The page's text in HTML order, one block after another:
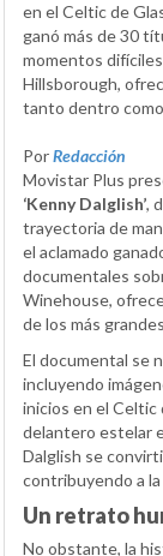
en el Celtic de
ganó más de 30
momentos
Hillsborough,
tanto dentro
PorRedacción
Movistar Plus
‘Kenny Dalglish’,
trayectoria de
el aclamado
documentales
Winehouse,
de los más
El documental se
incluyendo
inicios en el Celtic
delantero estelar
Dalglish se
contribuyendo a
Un retrato
No obstante, la